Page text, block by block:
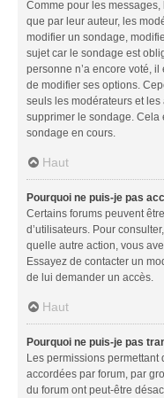
Comme pour les
que par leur auteur, les
modifier un sondage,
sujet car le sondage est
personne n’a encore voté,
de modifier ses options.
seuls les modérateurs et
supprimer le sondage. Cela
sondage en cours.
Haut
Pourquoi ne puis-je pas
Certains forums peuvent
d’utilisateurs. Pour
quelle autre action, vous
Essayez de contacter un
de lui demander un accès.
Haut
Pourquoi ne puis-je pas
Les permissions permettant
accordées par forum, par
du forum ont peut-être